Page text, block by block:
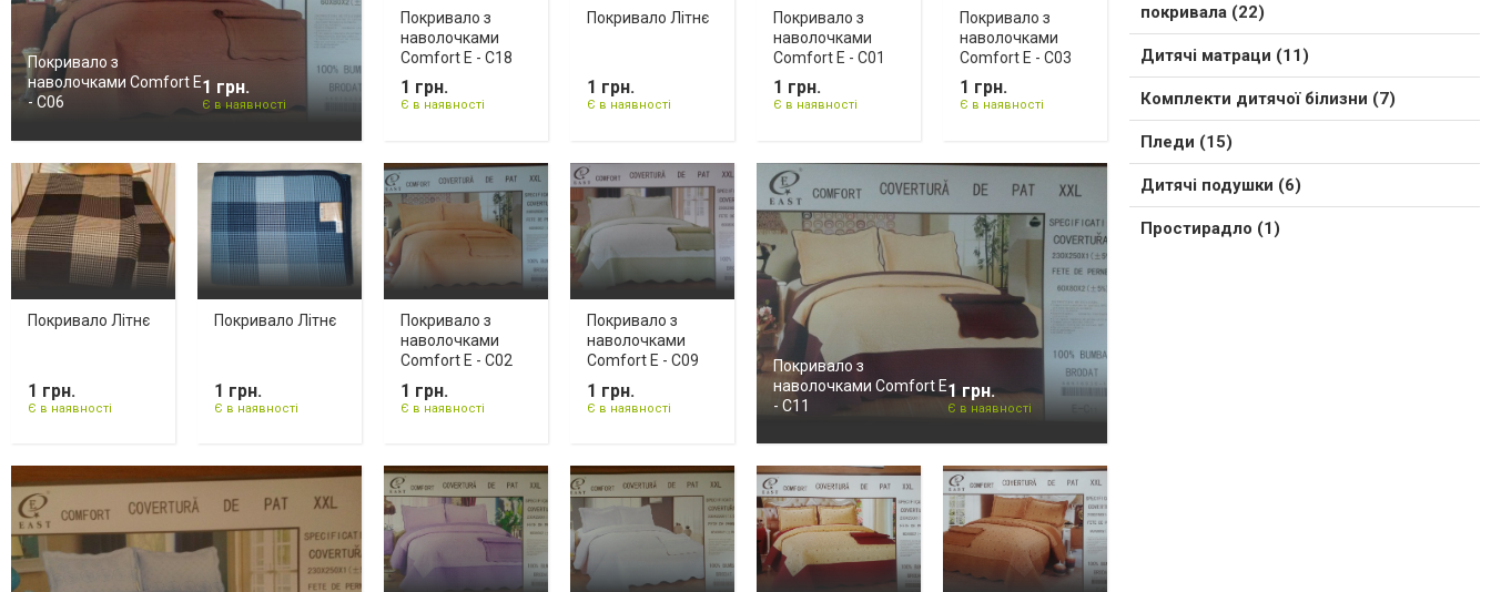
Покривало з
наволочками Comfort E
- C06
1 грн.
Є в наявності
Покривало з
наволочками
Comfort E - C18
1 грн.
Є в наявності
Покривало Літнє
1 грн.
Є в наявності
Покривало з
наволочками
Comfort E - C01
1 грн.
Є в наявності
Покривало з
наволочками
Comfort E - C03
1 грн.
Є в наявності
Покривало Літнє
1 грн.
Є в наявності
Покривало Літнє
1 грн.
Є в наявності
Покривало з
наволочками
Comfort E - C02
1 грн.
Є в наявності
Покривало з
наволочками
Comfort E - C09
1 грн.
Є в наявності
Покривало з
наволочками Comfort E
- C11
1 грн.
Є в наявності
покривала (22)
Дитячі матраци (11)
Комплекти дитячої білизни (7)
Пледи (15)
Дитячі подушки (6)
Простирадло (1)